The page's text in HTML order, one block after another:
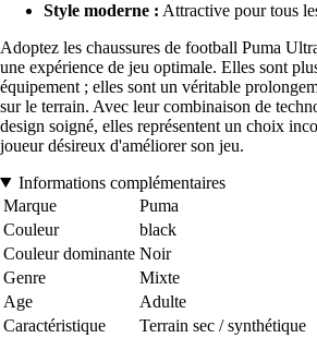
Style moderne : Attractive pour tous
Adoptez les chaussures de football Puma
une expérience de jeu optimale. Elles sont
équipement ; elles sont un véritable
sur le terrain. Avec leur combinaison de
design soigné, elles représentent un choix
joueur désireux d'améliorer son jeu.
Informations complémentaires
Marque
Puma
Couleur
black
Couleur dominante Noir
Genre
Mixte
Age
Adulte
Caractéristique
Terrain sec / synthétique